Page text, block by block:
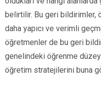
belirtilir. Bu geri bildirimler,
daha yapıcı ve verimli
öğretmenler de bu geri
genelindeki öğrenme
öğretim stratejilerini buna